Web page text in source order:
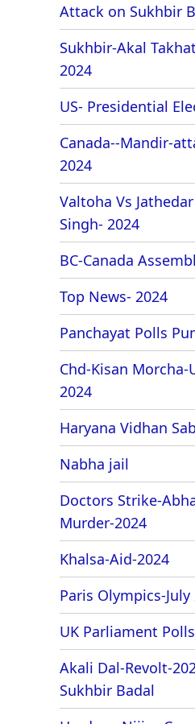
Attack on Sukhbir
Sukhbir-Akal
2024
US- Presidential
Canada--Mandir-
2024
Valtoha Vs
Singh- 2024
BC-Canada
Top News- 2024
Panchayat Polls
Chd-Kisan Morcha-
2024
Haryana Vidhan
Nabha jail
Doctors Strike-
Murder-2024
Khalsa-Aid-2024
Paris Olympics-July
UK Parliament
Akali Dal-Revolt-
Sukhbir Badal